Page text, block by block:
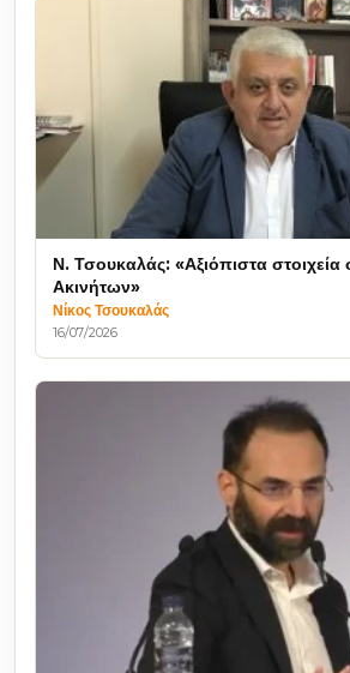
Ν. Τσουκαλάς: «Αξιόπιστα
Ακινήτων»
Νίκος Τσουκαλάς
16/07/2026